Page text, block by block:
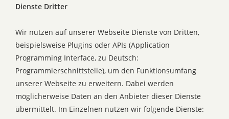
Dienste Dritter
Wir nutzen auf unserer Webseite Dienste von Dritten,
beispielsweise Plugins oder APIs (Application
Programming Interface, zu Deutsch:
Programmierschnittstelle), um den Funktionsumfang
unserer Webseite zu erweitern. Dabei werden
möglicherweise Daten an den Anbieter dieser Dienste
übermittelt. Im Einzelnen nutzen wir folgende Dienste: